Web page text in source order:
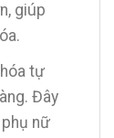
giúp
tự
Đây
nữ